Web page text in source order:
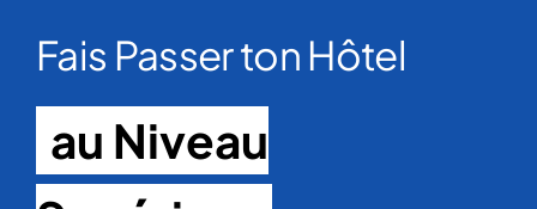
Fais Passer ton Hôtel
au Niveau